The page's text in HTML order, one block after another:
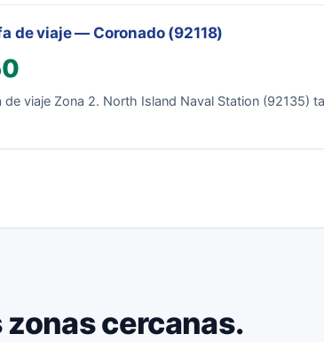
de viaje — Coronado (92118)
de viaje Zona 2. North Island Naval Station (92135)
cercanas.